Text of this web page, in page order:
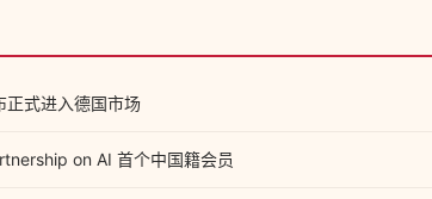
正式进入德国市场
on AI 首个中国籍会员